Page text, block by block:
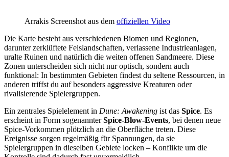
Arrakis Screenshot aus dem offiziellen Video
Die Karte besteht aus verschiedenen Biomen und Regionen,
darunter zerklüftete Felslandschaften, verlassene Industrieanlagen,
uralte Ruinen und natürlich die weiten offenen Sandmeere. Diese
Zonen unterscheiden sich nicht nur optisch, sondern auch
funktional: In bestimmten Gebieten findest du seltene Ressourcen, in
anderen triffst du auf besonders aggressive Kreaturen oder
rivalisierende Spielergruppen.
Ein zentrales Spielelement in Dune: Awakening ist das Spice. Es
erscheint in Form sogenannterSpice-Blow-Events, bei denen neue
Spice-Vorkommen plötzlich an die Oberfläche treten. Diese
Ereignisse sorgen regelmäßig für Spannungen, da sie
Spielergruppen in dieselben Gebiete locken – Konflikte um die